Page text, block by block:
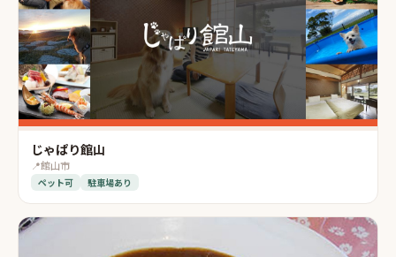
じゃぱり館山
📍館山市
ペット可 駐車場あり